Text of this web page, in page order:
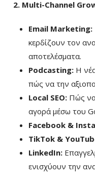
2. Multi-Channel
Email Marketing:
κερδίζουν τον
αποτελέσματα.
Podcasting: Η
πώς να την
Local SEO: Πώς να
αγορά μέσω του
Facebook &
TikTok &
LinkedIn:
ενισχύουν την